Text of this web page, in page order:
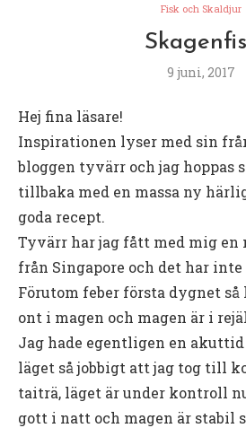
Fisk och Skaldjur
9 juni, 2017
Hej fina läsare!
Inspirationen lyser med sin
bloggen tyvärr och jag hoppas
tillbaka med en massa ny
goda recept.
Tyvärr har jag fått med mig en
från Singapore och det har
Förutom feber första dygnet
ont i magen och magen är i
Jag hade egentligen en
läget så jobbigt att jag tog till
taiträ, läget är under kontroll
gott i natt och magen är stabil